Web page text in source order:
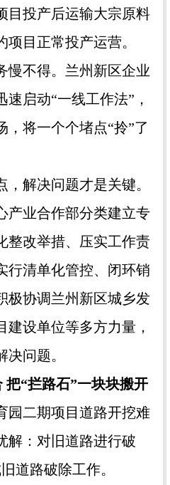
目投产后运输大宗原料
目正常投产运营。
不得。兰州新区企业
启动“一线工作法”，
，将一个个堵点“拎”了
解决问题才是关键。
产业合作部分类建立专
整改举措、压实工作责
行清单化管控、闭环销
极协调兰州新区城乡发
建设单位等多方力量，
问题。
“拦路石”一块块搬开
二期项目道路开挖难
解：对旧道路进行破
道路破除工作。